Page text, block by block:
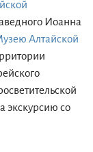
Иоанна
Алтайской
экскурсию со